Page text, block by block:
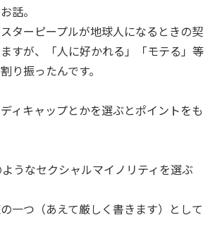
話。
スターピープルが地球人になるときの契
すが、「人に好かれる」「モテる」等
り振ったんです。
ィキャップとかを選ぶとポイントをも
うなセクシャルマイノリティを選ぶ
の一つ（あえて厳しく書きます）として